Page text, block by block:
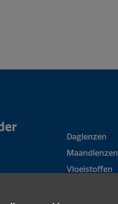
Daglenzen
Maandlenzen
Vloeistoffen